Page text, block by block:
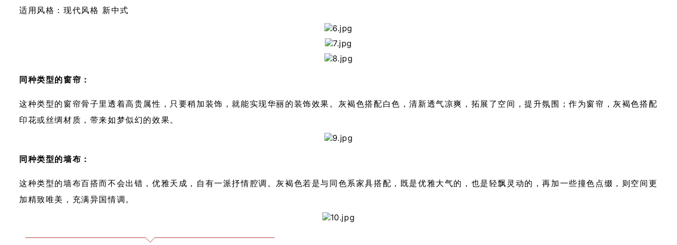
适用风格：现代风格 新中式
同种类型的窗帘：
这种类型的窗帘骨子里透着高贵属性，只要稍加装饰，就能实现华丽的装饰效果。灰褐色搭配白色，清新透气凉爽，拓展了空间，提升氛围；作为窗帘，灰褐色搭配
印花或丝绸材质，带来如梦似幻的效果。
同种类型的墙布：
这种类型的墙布百搭而不会出错，优雅天成，自有一派抒情腔调。灰褐色若是与同色系家具搭配，既是优雅大气的，也是轻飘灵动的，再加一些撞色点缀，则空间更
加精致唯美，充满异国情调。